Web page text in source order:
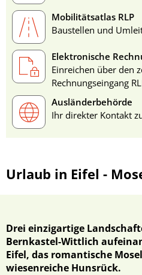
Mobilitätsatlas RLP
Baustellen und
Elektronische
Einreichen über den
Rechnungseingang
Ausländerbehörde
Ihr direkter Kontakt
Urlaub in Eifel -
Drei einzigartige
Bernkastel-Wittlich
Eifel, das romantische
wiesenreiche Hunsrück.